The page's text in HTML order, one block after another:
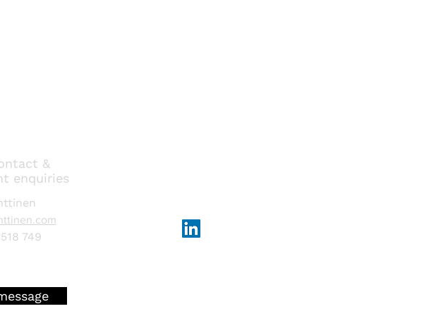
&
enquiries
749